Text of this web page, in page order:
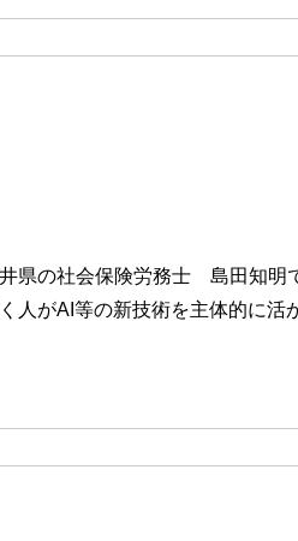
県の社会保険労務士 島田知明
人がAI等の新技術を主体的に活